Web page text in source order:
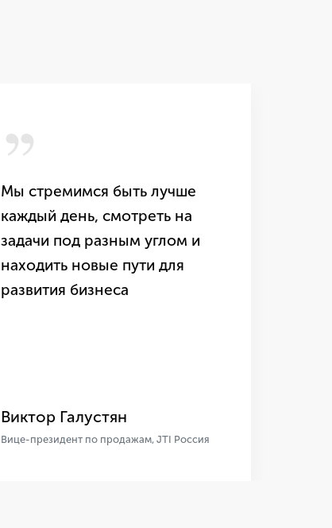
,,
Мы стремимся быть лучше
каждый день, смотреть на
задачи под разным углом и
находить новые пути для
развития бизнеса
Виктор Галустян
Вице-президент по продажам, JTI Россия